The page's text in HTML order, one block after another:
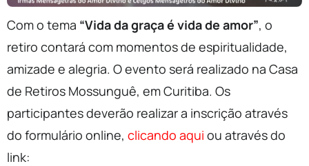
Com o tema “Vida da graça é vida de amor”, o
retiro contará com momentos de espiritualidade,
amizade e alegria. O evento será realizado na Casa
de Retiros Mossunguê, em Curitiba. Os
participantes deverão realizar a inscrição através
do formulário online, clicando aqui ou através do
link: